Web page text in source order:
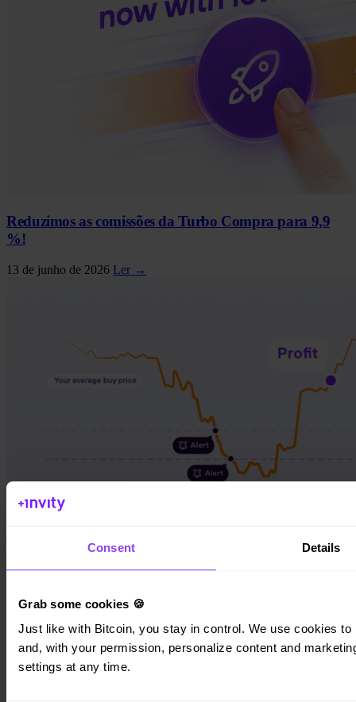
Consent Details
Grab some cookies 🍪
Just like with Bitcoin, you stay in control. We use cookies
and, with your permission, personalize content and
settings at any time.
Reduzimos as comissões da Turbo Compra para 9,9
%!
13 de junho de 2026 Ler →